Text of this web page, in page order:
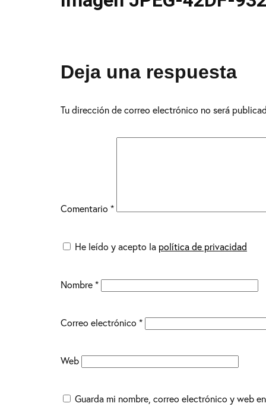
Deja una respuesta
Tu dirección de correo electrónico no será
Comentario *
He leído y acepto la política de privacidad
Nombre*
Correo electrónico *
Web
Guarda mi nombre, correo electrónico y web